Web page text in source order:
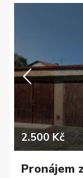
2.500 Kč
Pronájem